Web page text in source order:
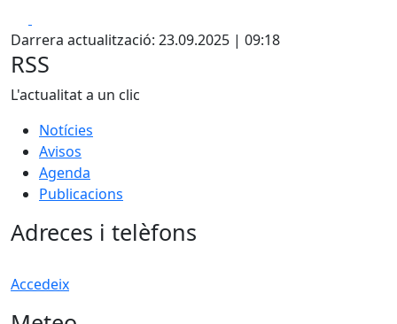
Darrera actualització: 23.09.2025 | 09:18
RSS
L'actualitat a un clic
Notícies
Avisos
Agenda
Publicacions
Adreces i telèfons
Accedeix